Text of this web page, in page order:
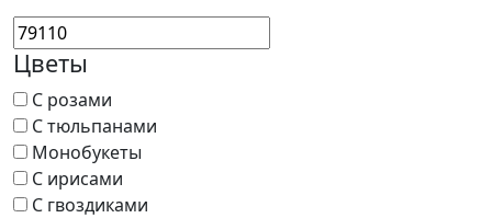
Цветы
С розами
С тюльпанами
Монобукеты
С ирисами
С гвоздиками